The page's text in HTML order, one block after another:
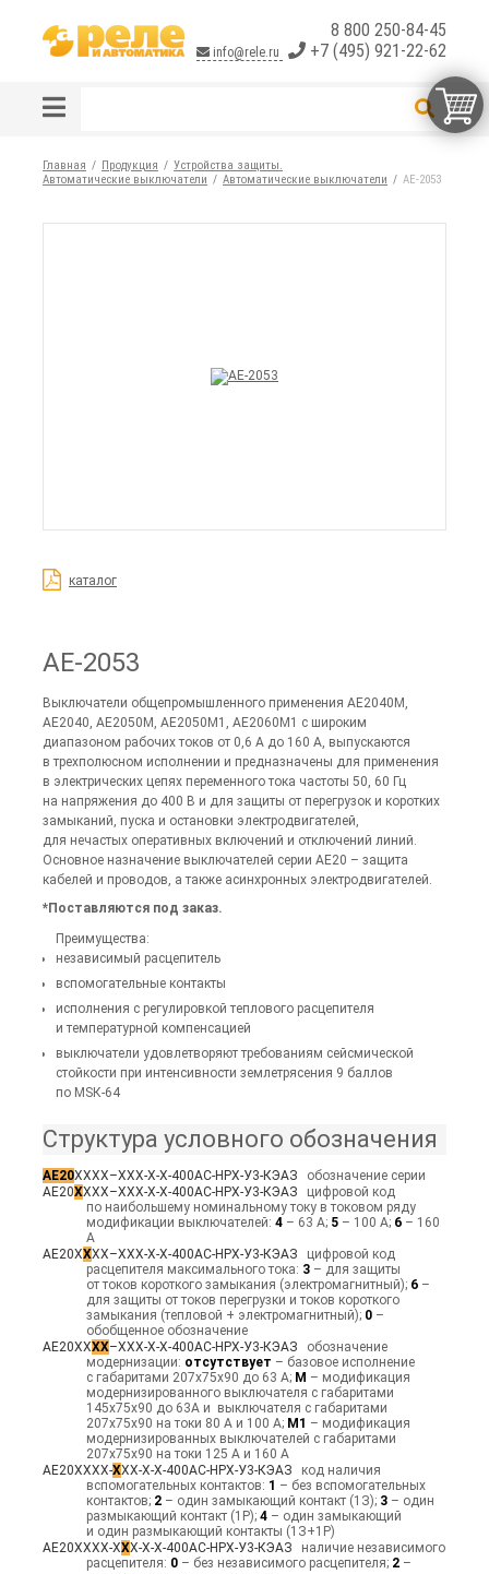
8 800 250-84-45
info@rele.ru +7 (495) 921-22-62
Главная Продукция
Устройства защиты.
Автоматические выключатели
Автоматические выключатели АЕ-2053
каталог
АЕ-2053
Выключатели общепромышленного применения АЕ2040М,
АЕ2040, АЕ2050М, АЕ2050М1, АЕ2060М1 с широким
диапазоном рабочих токов от 0,6 А до 160 А, выпускаются
в трехполюсном исполнении и предназначены для применения
в электрических цепях переменного тока частоты 50, 60 Гц
на напряжения до 400 В и для защиты от перегрузок и коротких
замыканий, пуска и остановки электродвигателей,
для нечастых оперативных включений и отключений линий.
Основное назначение выключателей серии АЕ20 – защита
кабелей и проводов, а также асинхронных электродвигателей.
*Поставляются под заказ.
Преимущества:
независимый расцепитель
вспомогательные контакты
исполнения с регулировкой теплового расцепителя
и температурной компенсацией
выключатели удовлетворяют требованиям сейсмической
стойкости при интенсивности землетрясения 9 баллов
по МSК-64
Структура условного обозначения
АЕ20ХХХХ–ХХХ-Х-Х-400АС-НРХ-У3-КЭАЗ
обозначение серии
АЕ20ХХХХ–ХХХ-Х-Х-400АС-НРХ-У3-КЭАЗ
цифровой код
по наибольшему номинальному току в токовом ряду
модификации выключателей: 4 – 63 А; 5 – 100 А; 6 – 160
А
АЕ20ХХХХ–ХХХ-Х-Х-400АС-НРХ-У3-КЭАЗ
цифровой код
расцепителя максимального тока: 3 – для защиты
от токов короткого замыкания (электромагнитный); 6 –
для защиты от токов перегрузки и токов короткого
замыкания (тепловой + электромагнитный); 0 –
обобщенное обозначение
АЕ20ХХХХ–ХХХ-Х-Х-400АС-НРХ-У3-КЭАЗ
обозначение
модернизации: отсутствует – базовое исполнение
с габаритами 207х75х90 до 63 А; М – модификация
модернизированного выключателя с габаритами
145х75х90 до 63А и выключателя с габаритами
207х75х90 на токи 80 А и 100 А; М1 – модификация
модернизированных выключателей с габаритами
207х75х90 на токи 125 А и 160 А
АЕ20ХХХХ-ХХХ-Х-Х-400АС-НРХ-У3-КЭАЗ
код наличия
вспомогательных контактов: 1 – без вспомогательных
контактов; 2 – один замыкающий контакт (1З); 3 – один
размыкающий контакт (1Р); 4 – один замыкающий
и один размыкающий контакты (1З+1Р)
АЕ20ХХХХ-ХХХ-Х-Х-400АС-НРХ-У3-КЭАЗ
наличие независимого
расцепителя: 0 – без независимого расцепителя; 2 –